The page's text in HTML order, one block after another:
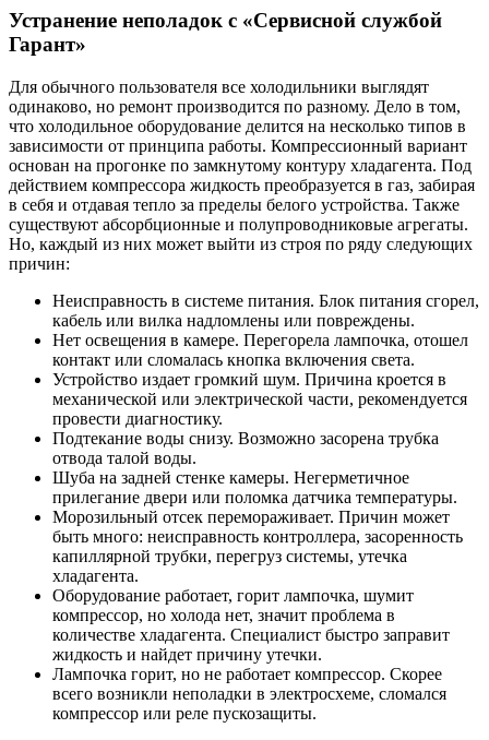
Устранение неполадок с «Сервисной службой
Гарант»
Для обычного пользователя все холодильники выглядят
одинаково, но ремонт производится по разному. Дело в том,
что холодильное оборудование делится на несколько типов в
зависимости от принципа работы. Компрессионный вариант
основан на прогонке по замкнутому контуру хладагента. Под
действием компрессора жидкость преобразуется в газ, забирая
в себя и отдавая тепло за пределы белого устройства. Также
существуют абсорбционные и полупроводниковые агрегаты.
Но, каждый из них может выйти из строя по ряду следующих
причин:
Неисправность в системе питания. Блок питания сгорел,
кабель или вилка надломлены или повреждены.
Нет освещения в камере. Перегорела лампочка, отошел
контакт или сломалась кнопка включения света.
Устройство издает громкий шум. Причина кроется в
механической или электрической части, рекомендуется
провести диагностику.
Подтекание воды снизу. Возможно засорена трубка
отвода талой воды.
Шуба на задней стенке камеры. Негерметичное
прилегание двери или поломка датчика температуры.
Морозильный отсек перемораживает. Причин может
быть много: неисправность контроллера, засоренность
капиллярной трубки, перегруз системы, утечка
хладагента.
Оборудование работает, горит лампочка, шумит
компрессор, но холода нет, значит проблема в
количестве хладагента. Специалист быстро заправит
жидкость и найдет причину утечки.
Лампочка горит, но не работает компрессор. Скорее
всего возникли неполадки в электросхеме, сломался
компрессор или реле пускозащиты.